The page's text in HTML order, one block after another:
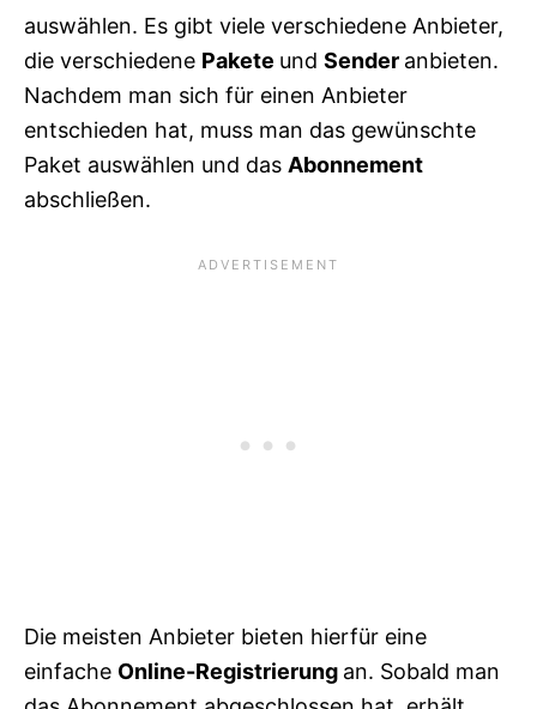
auswählen. Es gibt viele verschiedene Anbieter,
die verschiedene Pakete und Sender anbieten.
Nachdem man sich für einen Anbieter
entschieden hat, muss man das gewünschte
Paket auswählen und das Abonnement
abschließen.
Die meisten Anbieter bieten hierfür eine
einfache Online-Registrierung an. Sobald man